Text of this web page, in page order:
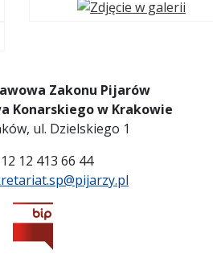
Zakonu Pijarów
Konarskiego w Krakowie
ul. Dzielskiego 1
12 413 66 44